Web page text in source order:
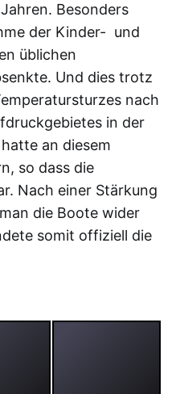
Besonders
der Kinder- und
üblichen
Und dies trotz
nach
in der
an diesem
so dass die
Nach einer Stärkung
die Boote wider
somit offiziell die